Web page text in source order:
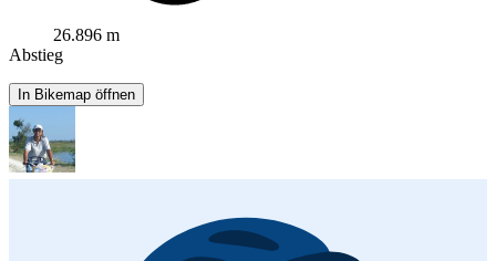
26.896 m
Abstieg
In Bikemap öffnen